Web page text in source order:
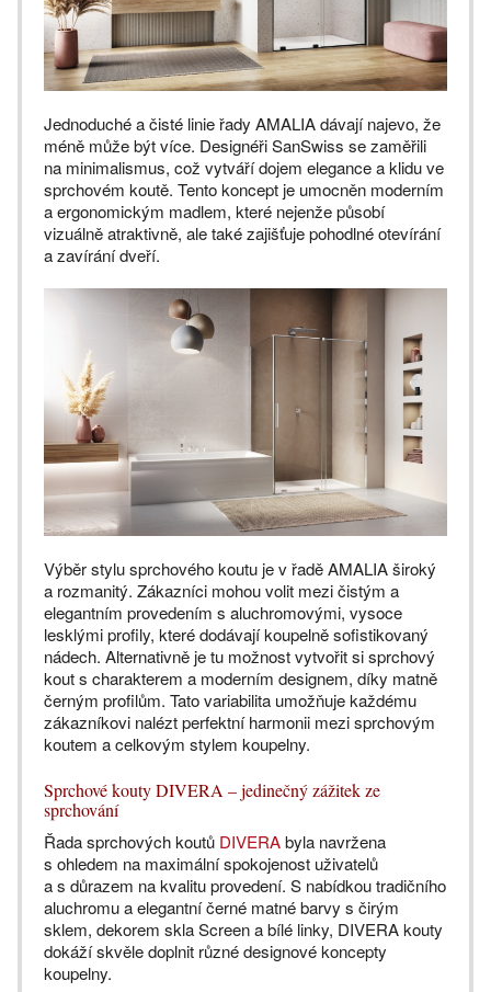
Jednoduché a čisté linie řady AMALIA dávají najevo, že
méně může být více. Designéři SanSwiss se zaměřili
na minimalismus, což vytváří dojem elegance a klidu ve
sprchovém koutě. Tento koncept je umocněn moderním
a ergonomickým madlem, které nejenže působí
vizuálně atraktivně, ale také zajišťuje pohodlné otevírání
a zavírání dveří.
Výběr stylu sprchového koutu je v řadě AMALIA široký
a rozmanitý. Zákazníci mohou volit mezi čistým a
elegantním provedením s aluchromovými, vysoce
lesklými profily, které dodávají koupelně sofistikovaný
nádech. Alternativně je tu možnost vytvořit si sprchový
kout s charakterem a moderním designem, díky matně
černým profilům. Tato variabilita umožňuje každému
zákazníkovi nalézt perfektní harmonii mezi sprchovým
koutem a celkovým stylem koupelny.
Sprchové kouty DIVERA – jedinečný zážitek ze
sprchování
Řada sprchových koutů DIVERAbyla navržena
s ohledem na maximální spokojenost uživatelů
a s důrazem na kvalitu provedení. S nabídkou tradičního
aluchromu a elegantní černé matné barvy s čirým
sklem, dekorem skla Screen a bílé linky, DIVERA kouty
dokáží skvěle doplnit různé designové koncepty
koupelny.